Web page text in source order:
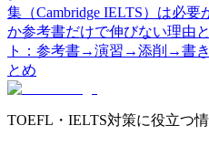
集（Cambridge IELTS）は必要
か参考書だけで伸びない理由
ト：参考書→演習→添削→書
とめ
TOEFL・IELTS対策に役立つ